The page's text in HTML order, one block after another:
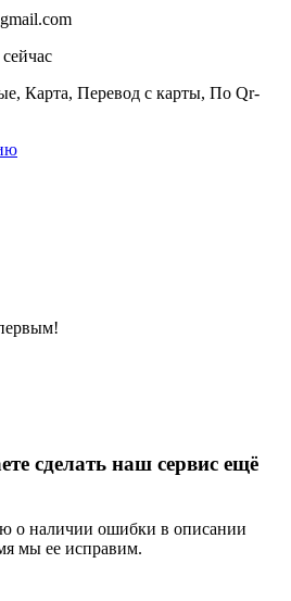
Карта, Перевод с карты, По Qr-
сделать наш сервис ещё
о наличии ошибки в описании
мы ее исправим.